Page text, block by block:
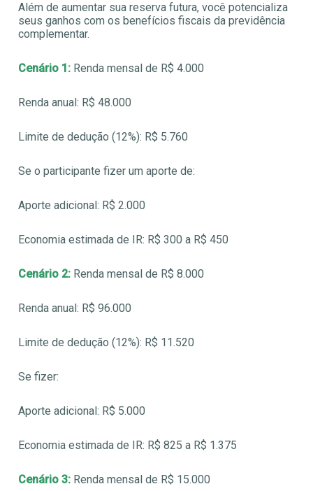
Além de aumentar sua reserva futura, você potencializa
seus ganhos com os benefícios fiscais da previdência
complementar.
Cenário 1: Renda mensal de R$ 4.000
Renda anual: R$ 48.000
Limite de dedução (12%): R$ 5.760
Se o participante fizer um aporte de:
Aporte adicional: R$ 2.000
Economia estimada de IR: R$ 300 a R$ 450
Cenário 2: Renda mensal de R$ 8.000
Renda anual: R$ 96.000
Limite de dedução (12%): R$ 11.520
Se fizer:
Aporte adicional: R$ 5.000
Economia estimada de IR: R$ 825 a R$ 1.375
Cenário 3: Renda mensal de R$ 15.000